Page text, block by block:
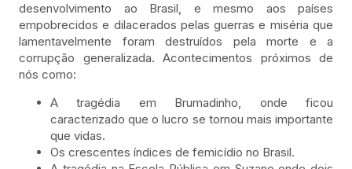
desenvolvimento ao Brasil, e mesmo aos países
empobrecidos e dilacerados pelas guerras e miséria que
lamentavelmente foram destruídos pela morte e a
corrupção generalizada. Acontecimentos próximos de
nós como:
A tragédia em Brumadinho, onde ficou
caracterizado que o lucro se tornou mais importante
que vidas.
Os crescentes índices de femicídio no Brasil.